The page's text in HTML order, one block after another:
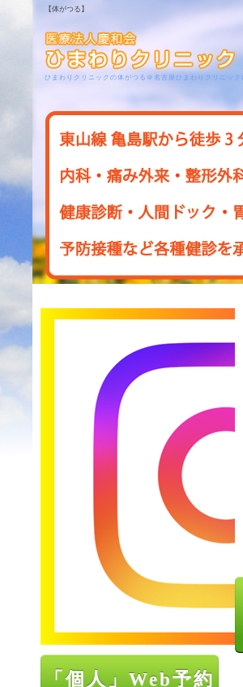
【体がつる】
ひまわりクリニックの体がつる＠名古屋ひまわりクリニッ
「個人」Web予約